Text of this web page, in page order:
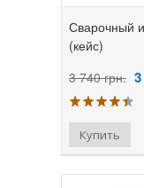
Сварочный
(кейс)
3 740 грн.